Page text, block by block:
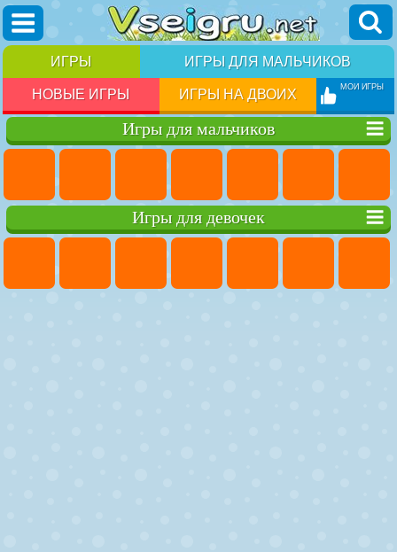
ИГРЫ ИГРЫ ДЛЯ МАЛЬЧИКОВ
НОВЫЕ ИГРЫ ИГРЫ НА ДВОИХ МОИ ИГРЫ
Игры для мальчиков
Игры для девочек